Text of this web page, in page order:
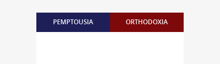
PEMPTOUSIA ORTHODOXIA